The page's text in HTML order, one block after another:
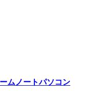
ムノートパソコン